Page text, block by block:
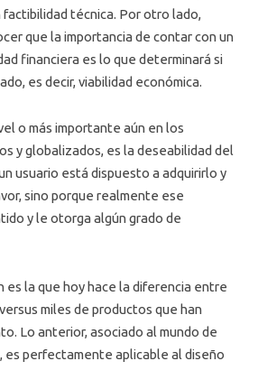
factibilidad técnica. Por otro lado,
que la importancia de contar con un
financiera es lo que determinará si
es decir, viabilidad económica.
o más importante aún en los
y globalizados, es la deseabilidad del
usuario está dispuesto a adquirirlo y
sino porque realmente ese
y le otorga algún grado de
es la que hoy hace la diferencia entre
miles de productos que han
Lo anterior, asociado al mundo de
es perfectamente aplicable al diseño